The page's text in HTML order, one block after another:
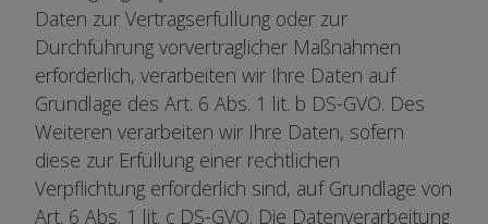
Daten zur Vertragserfüllung oder zur
Durchführung vorvertraglicher Maßnahmen
erforderlich, verarbeiten wir Ihre Daten auf
Grundlage des Art. 6 Abs. 1 lit. b DS-GVO. Des
Weiteren verarbeiten wir Ihre Daten, sofern
diese zur Erfüllung einer rechtlichen
Verpflichtung erforderlich sind, auf Grundlage von
Art. 6 Abs. 1 lit. c DS-GVO. Die Datenverarbeitung